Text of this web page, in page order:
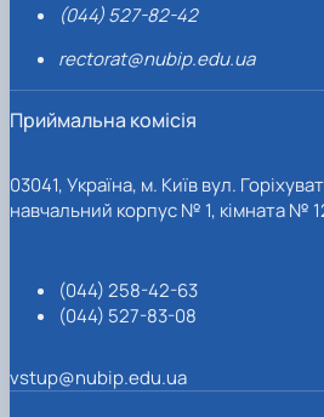
(044) 527-82-42
rectorat@nubip.edu.ua
Приймальна комісія
03041, Україна, м. Київ вул.
навчальний корпус № 1, кімната №
(044) 258-42-63
(044) 527-83-08
vstup@nubip.edu.ua